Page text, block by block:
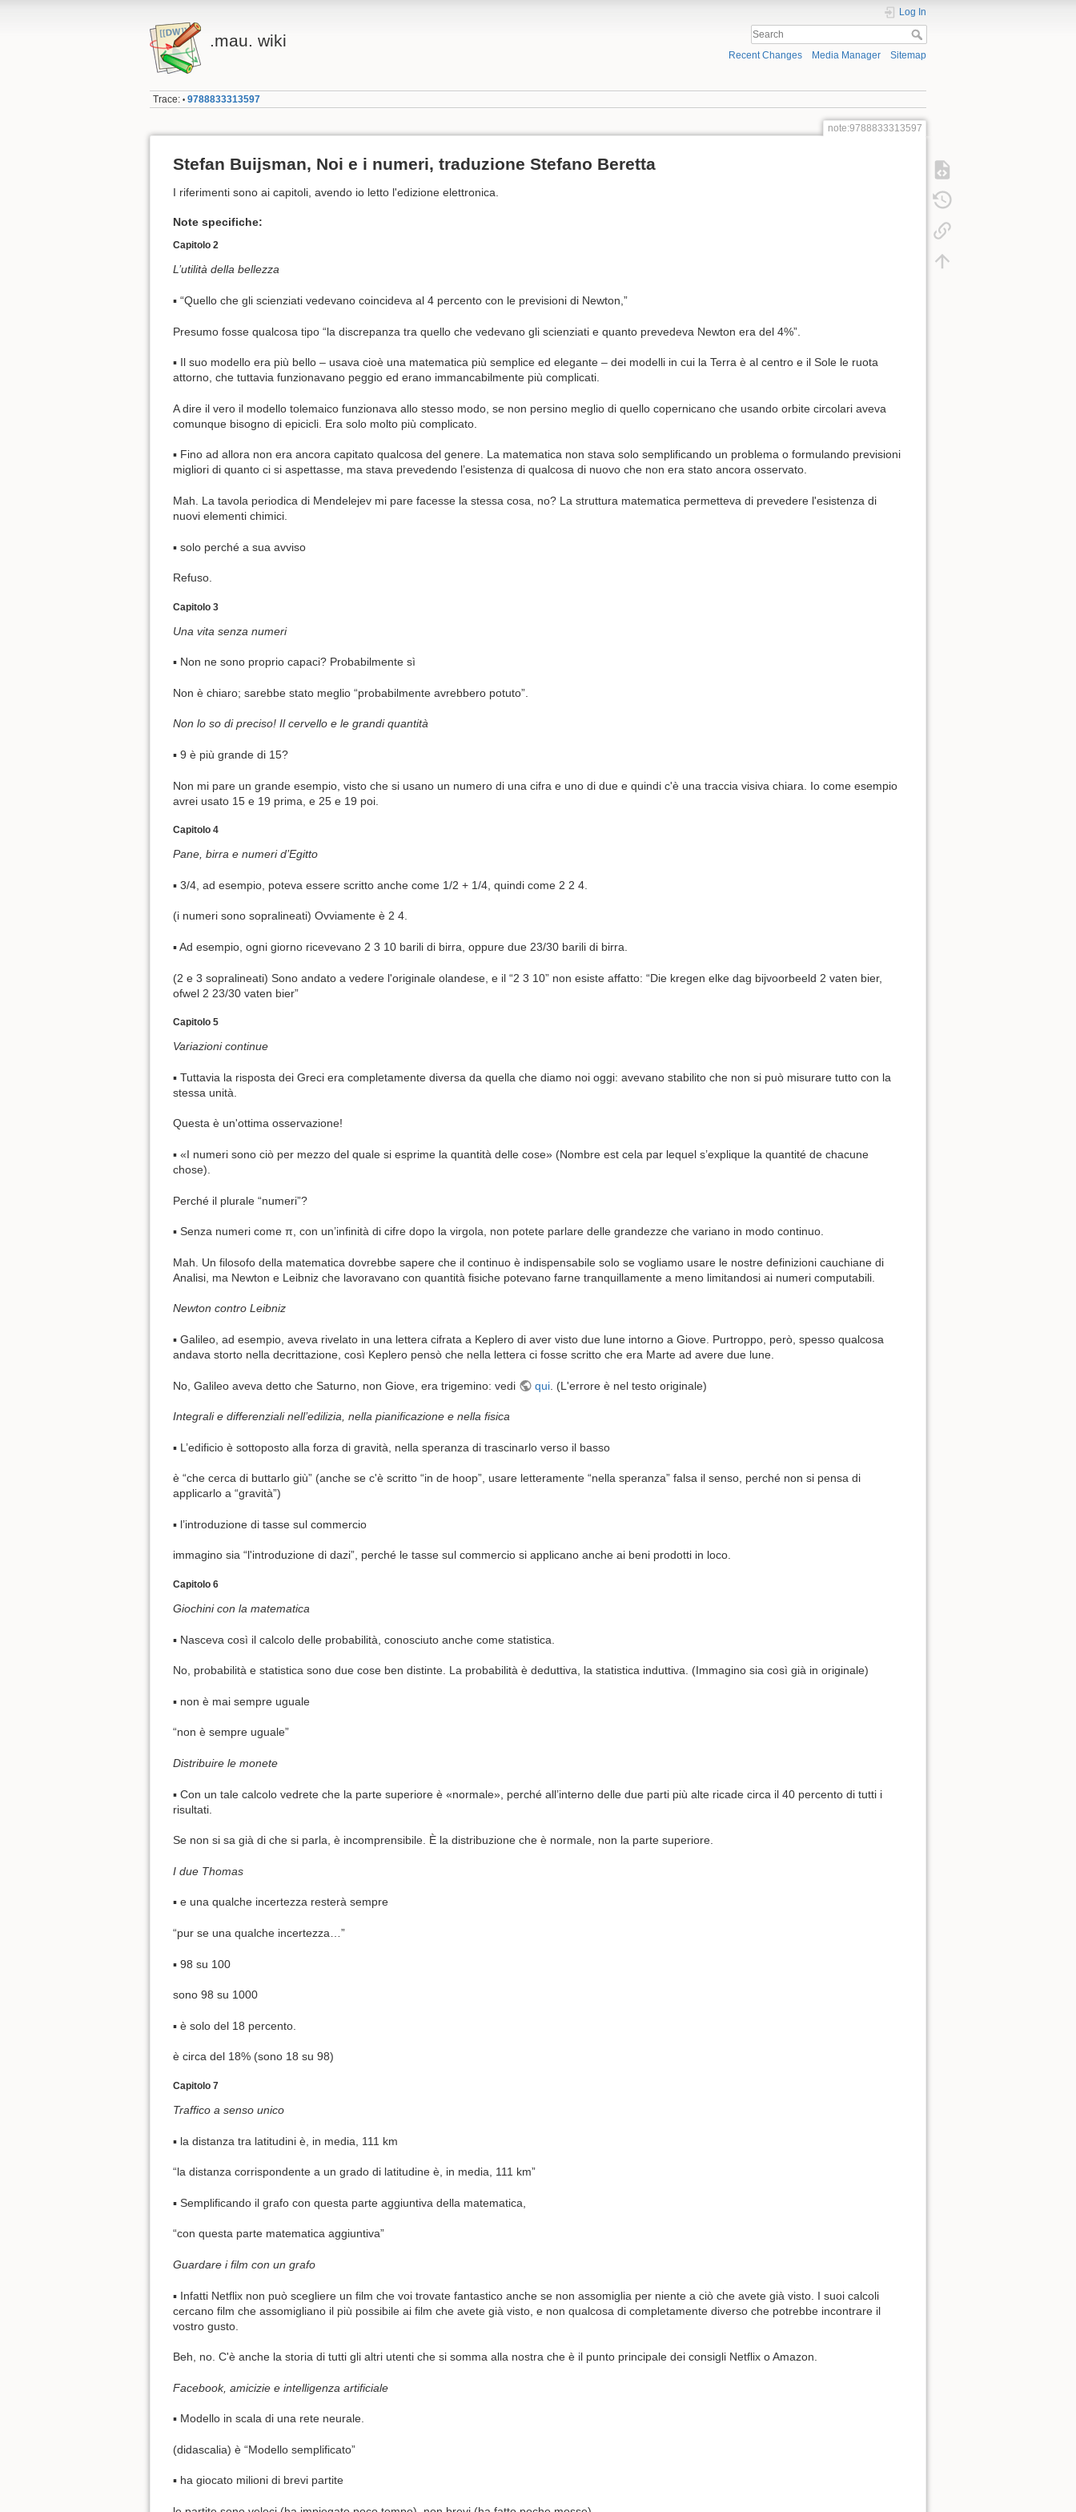
.mau. wiki
Log In
Recent Changes Media Manager Sitemap
Trace: • 9788833313597
note:9788833313597
Stefan Buijsman, Noi e i numeri, traduzione Stefano Beretta
I riferimenti sono ai capitoli, avendo io letto l'edizione elettronica.
Note specifiche:
Capitolo 2
L’utilità della bellezza
▪ “Quello che gli scienziati vedevano coincideva al 4 percento con le previsioni di Newton,”
Presumo fosse qualcosa tipo “la discrepanza tra quello che vedevano gli scienziati e quanto prevedeva Newton era del 4%”.
▪ Il suo modello era più bello – usava cioè una matematica più semplice ed elegante – dei modelli in cui la Terra è al centro e il Sole le ruota
attorno, che tuttavia funzionavano peggio ed erano immancabilmente più complicati.
A dire il vero il modello tolemaico funzionava allo stesso modo, se non persino meglio di quello copernicano che usando orbite circolari aveva
comunque bisogno di epicicli. Era solo molto più complicato.
▪ Fino ad allora non era ancora capitato qualcosa del genere. La matematica non stava solo semplificando un problema o formulando previsioni
migliori di quanto ci si aspettasse, ma stava prevedendo l’esistenza di qualcosa di nuovo che non era stato ancora osservato.
Mah. La tavola periodica di Mendelejev mi pare facesse la stessa cosa, no? La struttura matematica permetteva di prevedere l'esistenza di
nuovi elementi chimici.
▪ solo perché a sua avviso
Refuso.
Capitolo 3
Una vita senza numeri
▪ Non ne sono proprio capaci? Probabilmente sì
Non è chiaro; sarebbe stato meglio “probabilmente avrebbero potuto”.
Non lo so di preciso! Il cervello e le grandi quantità
▪ 9 è più grande di 15?
Non mi pare un grande esempio, visto che si usano un numero di una cifra e uno di due e quindi c'è una traccia visiva chiara. Io come esempio
avrei usato 15 e 19 prima, e 25 e 19 poi.
Capitolo 4
Pane, birra e numeri d’Egitto
▪ 3/4, ad esempio, poteva essere scritto anche come 1/2 + 1/4, quindi come 2 2 4.
(i numeri sono sopralineati) Ovviamente è 2 4.
▪ Ad esempio, ogni giorno ricevevano 2 3 10 barili di birra, oppure due 23/30 barili di birra.
(2 e 3 sopralineati) Sono andato a vedere l'originale olandese, e il “2 3 10” non esiste affatto: “Die kregen elke dag bijvoorbeeld 2 vaten bier,
ofwel 2 23/30 vaten bier”
Capitolo 5
Variazioni continue
▪ Tuttavia la risposta dei Greci era completamente diversa da quella che diamo noi oggi: avevano stabilito che non si può misurare tutto con la
stessa unità.
Questa è un'ottima osservazione!
▪ «I numeri sono ciò per mezzo del quale si esprime la quantità delle cose» (Nombre est cela par lequel s’explique la quantité de chacune
chose).
Perché il plurale “numeri”?
▪ Senza numeri come π, con un’infinità di cifre dopo la virgola, non potete parlare delle grandezze che variano in modo continuo.
Mah. Un filosofo della matematica dovrebbe sapere che il continuo è indispensabile solo se vogliamo usare le nostre definizioni cauchiane di
Analisi, ma Newton e Leibniz che lavoravano con quantità fisiche potevano farne tranquillamente a meno limitandosi ai numeri computabili.
Newton contro Leibniz
▪ Galileo, ad esempio, aveva rivelato in una lettera cifrata a Keplero di aver visto due lune intorno a Giove. Purtroppo, però, spesso qualcosa
andava storto nella decrittazione, così Keplero pensò che nella lettera ci fosse scritto che era Marte ad avere due lune.
No, Galileo aveva detto che Saturno, non Giove, era trigemino: vedi qui. (L'errore è nel testo originale)
Integrali e differenziali nell’edilizia, nella pianificazione e nella fisica
▪ L’edificio è sottoposto alla forza di gravità, nella speranza di trascinarlo verso il basso
è “che cerca di buttarlo giù” (anche se c'è scritto “in de hoop”, usare letteramente “nella speranza” falsa il senso, perché non si pensa di
applicarlo a “gravità”)
▪ l’introduzione di tasse sul commercio
immagino sia “l'introduzione di dazi”, perché le tasse sul commercio si applicano anche ai beni prodotti in loco.
Capitolo 6
Giochini con la matematica
▪ Nasceva così il calcolo delle probabilità, conosciuto anche come statistica.
No, probabilità e statistica sono due cose ben distinte. La probabilità è deduttiva, la statistica induttiva. (Immagino sia così già in originale)
▪ non è mai sempre uguale
“non è sempre uguale”
Distribuire le monete
▪ Con un tale calcolo vedrete che la parte superiore è «normale», perché all’interno delle due parti più alte ricade circa il 40 percento di tutti i
risultati.
Se non si sa già di che si parla, è incomprensibile. È la distribuzione che è normale, non la parte superiore.
I due Thomas
▪ e una qualche incertezza resterà sempre
“pur se una qualche incertezza…”
▪ 98 su 100
sono 98 su 1000
▪ è solo del 18 percento.
è circa del 18% (sono 18 su 98)
Capitolo 7
Traffico a senso unico
▪ la distanza tra latitudini è, in media, 111 km
“la distanza corrispondente a un grado di latitudine è, in media, 111 km”
▪ Semplificando il grafo con questa parte aggiuntiva della matematica,
“con questa parte matematica aggiuntiva”
Guardare i film con un grafo
▪ Infatti Netflix non può scegliere un film che voi trovate fantastico anche se non assomiglia per niente a ciò che avete già visto. I suoi calcoli
cercano film che assomigliano il più possibile ai film che avete già visto, e non qualcosa di completamente diverso che potrebbe incontrare il
vostro gusto.
Beh, no. C'è anche la storia di tutti gli altri utenti che si somma alla nostra che è il punto principale dei consigli Netflix o Amazon.
Facebook, amicizie e intelligenza artificiale
▪ Modello in scala di una rete neurale.
(didascalia) è “Modello semplificato”
▪ ha giocato milioni di brevi partite